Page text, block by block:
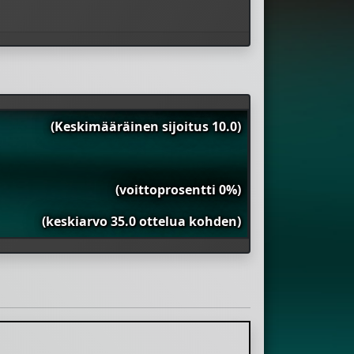
(Keskimääräinen sijoitus 10.0)
(voittoprosentti 0%)
(keskiarvo 35.0 ottelua kohden)